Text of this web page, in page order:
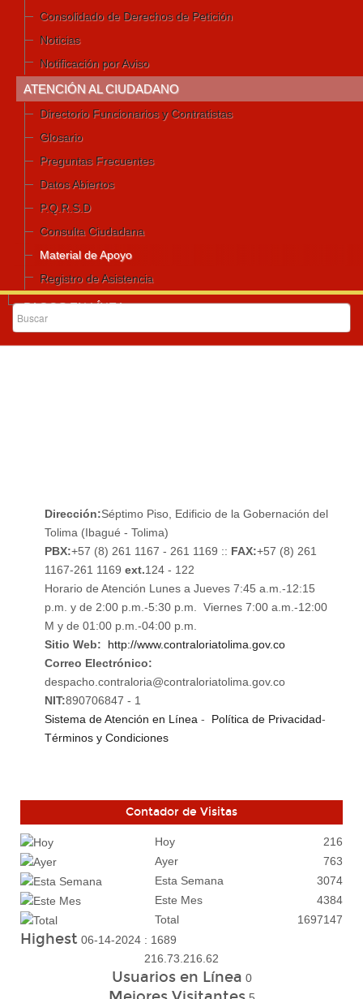
Consolidado de Derechos de Petición
Noticias
Notificación por Aviso
ATENCIÓN AL CIUDADANO
Directorio Funcionarios y Contratistas
Glosario
Preguntas Frecuentes
Datos Abiertos
P.Q.R.S.D
Consulta Ciudadana
Material de Apoyo
Registro de Asistencia
PAGOS EN LÍNEA
Dirección:Séptimo Piso, Edificio de la Gobernación del
Tolima (Ibagué - Tolima)
PBX:+57 (8) 261 1167 - 261 1169 :: FAX:+57 (8) 261
1167-261 1169 ext.124 - 122
Horario de Atención Lunes a Jueves 7:45 a.m.-12:15
p.m. y de 2:00 p.m.-5:30 p.m. Viernes 7:00 a.m.-12:00
M y de 01:00 p.m.-04:00 p.m.
Sitio Web:
http://www.contraloriatolima.gov.co
Correo Electrónico:
despacho.contraloria@contraloriatolima.gov.co
NIT:890706847 - 1
Sistema de Atención en Línea - Política de Privacidad-
Términos y Condiciones
Contador de Visitas
Hoy
216
Ayer
763
Esta Semana
3074
Este Mes
4384
Total
1697147
Highest 06-14-2024 : 1689
216.73.216.62
Usuarios en Línea 0